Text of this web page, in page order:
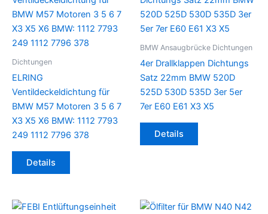
Dichtungen
ELRING
Ventildeckeldichtung für
BMW M57 Motoren 3 5 6 7
X3 X5 X6 BMW: 1112 7793
249 1112 7796 378
Details
BMW Ansaugbrücke Dichtungen
4er Drallklappen Dichtungs
Satz 22mm BMW 520D
525D 530D 535D 3er 5er
7er E60 E61 X3 X5
Details